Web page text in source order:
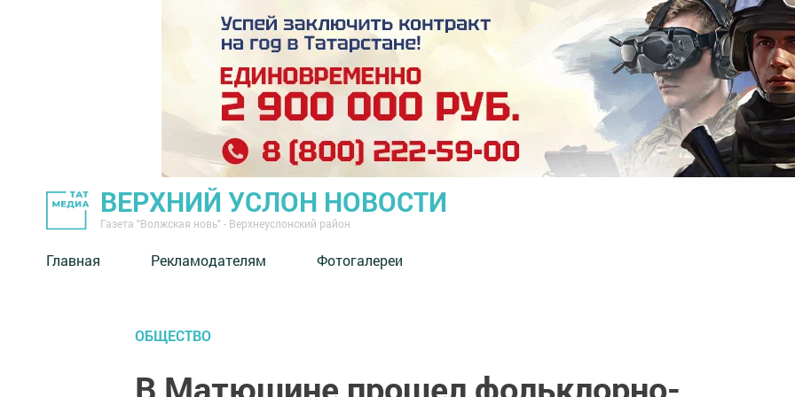
ВЕРХНИЙ УСЛОН НОВОСТИ
Газета "Волжская новь" - Верхнеуслонский район
Главная Рекламодателям Фотогалереи
ОБЩЕСТВО
В Матюшине прошел фольклорно-